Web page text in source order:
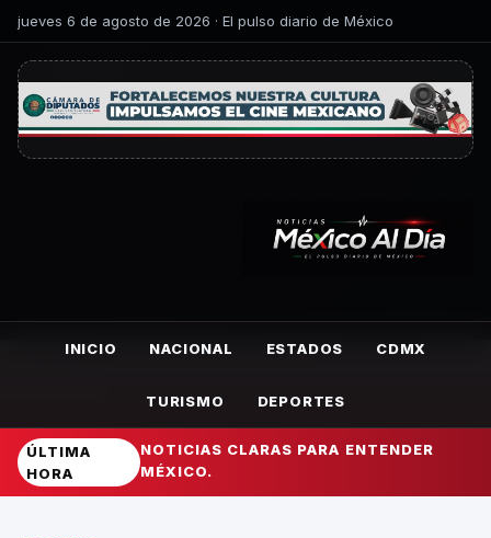
jueves 6 de agosto de 2026 · El pulso diario de México
INICIO NACIONAL ESTADOS CDMX
TURISMO DEPORTES
ÚLTIMA
HORA
NOTICIAS CLARAS PARA ENTENDER
MÉXICO.